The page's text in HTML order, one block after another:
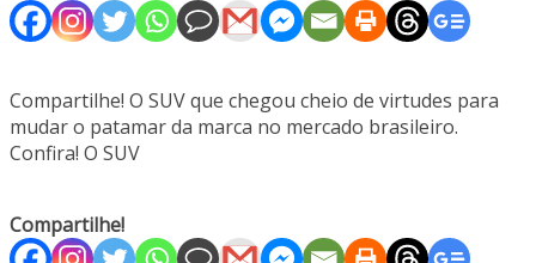
Compartilhe! O SUV que chegou cheio de virtudes para
mudar o patamar da marca no mercado brasileiro.
Confira! O SUV
Compartilhe!